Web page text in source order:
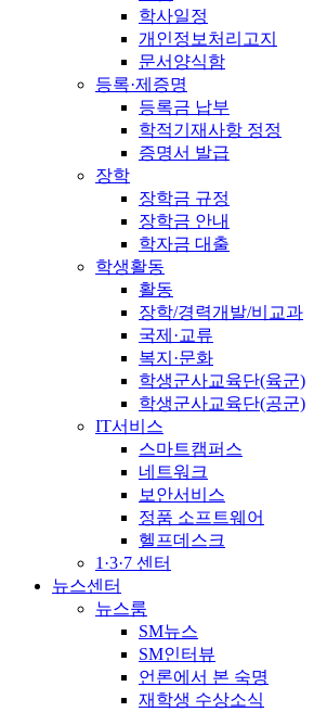
학사일정
개인정보처리고지
문서양식함
등록·제증명
등록금 납부
학적기재사항 정정
증명서 발급
장학
장학금 규정
장학금 안내
학자금 대출
학생활동
활동
장학/경력개발/비교과
국제·교류
복지·문화
학생군사교육단(육군)
학생군사교육단(공군)
IT서비스
스마트캠퍼스
네트워크
보안서비스
정품 소프트웨어
헬프데스크
1·3·7 센터
뉴스센터
뉴스룸
SM뉴스
SM인터뷰
언론에서 본 숙명
재학생 수상소식